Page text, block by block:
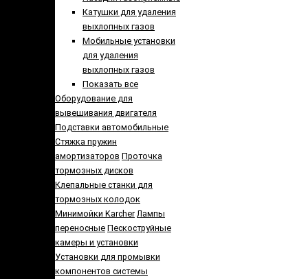
Катушки для удаления
выхлопных газов
Мобильные установки
для удаления
выхлопных газов
Показать все
Оборудование для
вывешивания двигателя
Подставки автомобильные
Стяжка пружин
амортизаторов Проточка
тормозных дисков
Клепальные станки для
тормозных колодок
Минимойки Karcher Лампы
переносные Пескоструйные
камеры и установки
Установки для промывки
компонентов системы